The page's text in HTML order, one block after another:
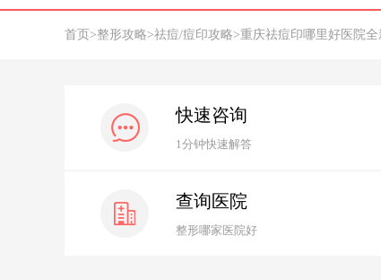
首页 >整形攻略>祛痘/痘印攻略>重庆祛痘印哪里好医院全
快速咨询
1分钟快速解答
查询医院
整形哪家医院好